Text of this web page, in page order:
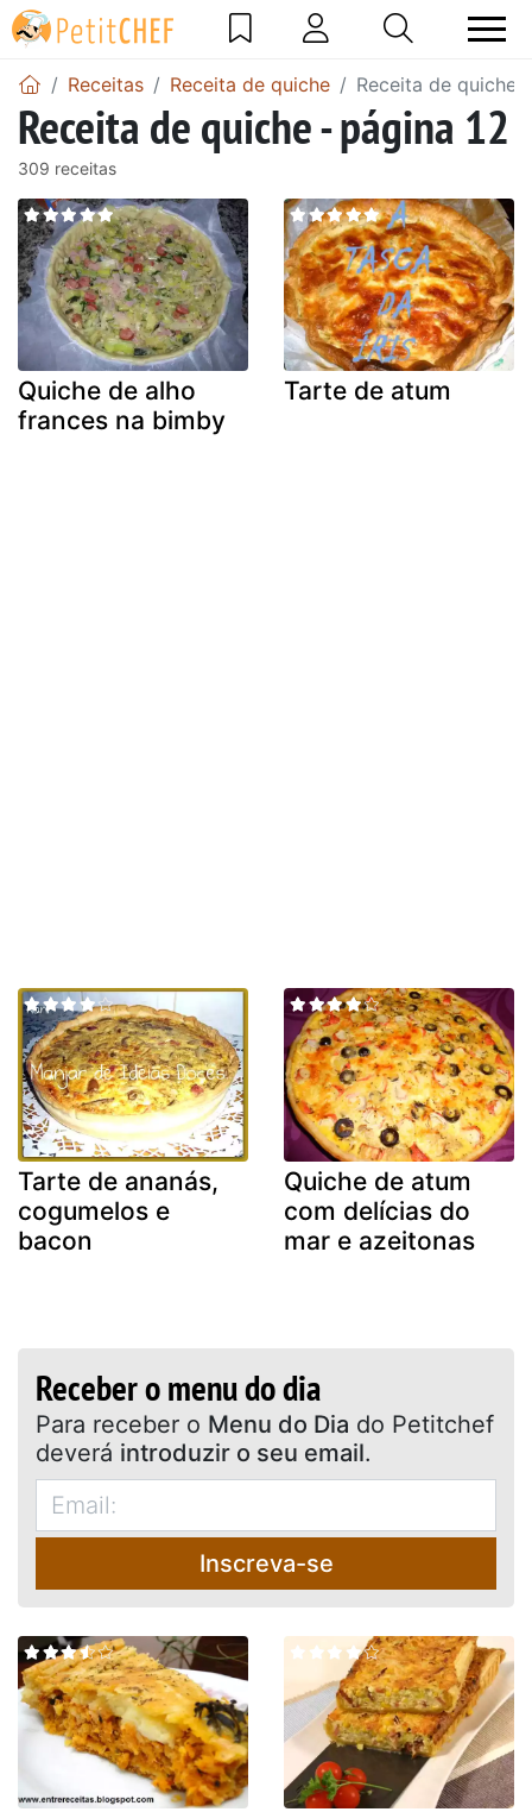
Receitas Receita de quiche Receita de quiche
Receita de quiche - página 12
309 receitas
Quiche de alho
frances na bimby
Tarte de atum
Tarte de ananás,
cogumelos e
bacon
Quiche de atum
com delícias do
mar e azeitonas
Receber o menu do dia
Para receber o Menu do Dia do Petitchef
deverá introduzir o seu email.
Inscreva-se